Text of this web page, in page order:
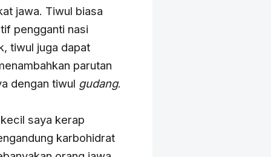
jawa. Tiwul biasa
pengganti nasi
tiwul juga dapat
parutan
dengan tiwul gudang.
saya kerap
karbohidrat